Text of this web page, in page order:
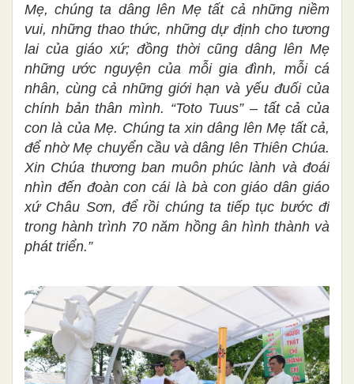
Mẹ, chúng ta dâng lên Mẹ tất cả những niềm
vui, những thao thức, những dự định cho tương
lai của giáo xứ; đồng thời cũng dâng lên Mẹ
những ước nguyện của mỗi gia đình, mỗi cá
nhân, cùng cả những giới hạn và yếu đuối của
chính bản thân mình. “Toto Tuus” – tất cả của
con là của Mẹ. Chúng ta xin dâng lên Mẹ tất cả,
để nhờ Mẹ chuyển cầu và dâng lên Thiên Chúa.
Xin Chúa thương ban muôn phúc lành và đoái
nhìn đến đoàn con cái là bà con giáo dân giáo
xứ Châu Sơn, để rồi chúng ta tiếp tục bước đi
trong hành trình 70 năm hồng ân hình thành và
phát triển.”